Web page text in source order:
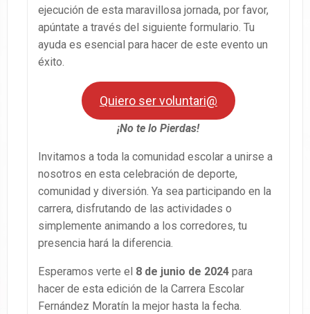
ejecución de esta maravillosa jornada, por favor,
apúntate a través del siguiente formulario. Tu
ayuda es esencial para hacer de este evento un
éxito.
Quiero ser voluntari@
¡No te lo Pierdas!
Invitamos a toda la comunidad escolar a unirse a
nosotros en esta celebración de deporte,
comunidad y diversión. Ya sea participando en la
carrera, disfrutando de las actividades o
simplemente animando a los corredores, tu
presencia hará la diferencia.
Esperamos verte el 8 de junio de 2024 para
hacer de esta edición de la Carrera Escolar
Fernández Moratín la mejor hasta la fecha.